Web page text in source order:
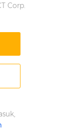
Corp.